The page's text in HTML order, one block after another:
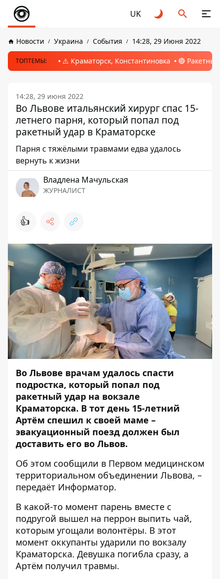
UK
Новости Украина События 14:28, 29 Июня 2022
ТОПТЕМЫ: ⚠️ Краматорск, Константиновка 🔴
14:28, 29 июня 2022
Во Львове итальянский хирург спас 15-
летнего парня, который попал под
ракетный удар в Краматорске
Парня с тяжёлыми травмами едва удалось
вернуть к жизни
Владлена Мачульская
ЖУРНАЛИСТ
👍
Во Львове врачам удалось спасти
подростка, который попал под
ракетный удар на вокзале
Краматорска. В тот день 15-летний
Артём спешил к своей маме –
эвакуационный поезд должен был
доставить его во Львов.
Об этом сообщили в Первом медицинском
территориальном объединении Львова, –
передаёт Информатор.
В какой-то момент парень вместе с
подругой вышел на перрон выпить чай,
которым угощали волонтёры. В этот
момент оккупанты ударили по вокзалу
Краматорска. Девушка погибла сразу, а
Артём получил травмы.